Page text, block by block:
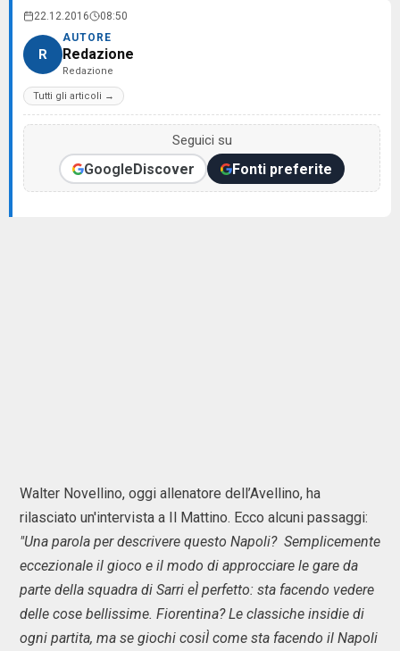
22.12.2016 08:50
R
AUTORE
Redazione
Redazione
Tutti gli articoli →
Seguici su
GoogleDiscover Fonti preferite
Walter Novellino, oggi allenatore dell’Avellino, ha
rilasciato un'intervista a Il Mattino. Ecco alcuni passaggi:
"Una parola per descrivere questo Napoli? Semplicemente
eccezionale il gioco e il modo di approcciare le gare da
parte della squadra di Sarri eÌ perfetto: sta facendo vedere
delle cose bellissime. Fiorentina? Le classiche insidie di
ogni partita, ma se giochi cosiÌ come sta facendo il Napoli